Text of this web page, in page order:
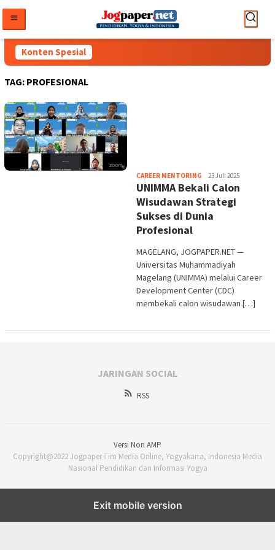
konten
Konten Spesial
TAG: PROFESIONAL
CAREER MENTORING Heri
Purwata
23 Juli 2025
UNIMMA Bekali Calon
Wisudawan Strategi
Sukses di Dunia
Profesional
MAGELANG, JOGPAPER.NET —
Universitas Muhammadiyah
Magelang (UNIMMA) melalui Career
Development Center (CDC)
membekali calon wisudawan […]
JARINGAN SOCIAL
RSS
Versi Non AMP
Copyright@2022 Jogpaper Tim Media Online, Yogyakarta, Indonesia Media
Nasional Pendidikan dan Informasi Yogya
Exit mobile version